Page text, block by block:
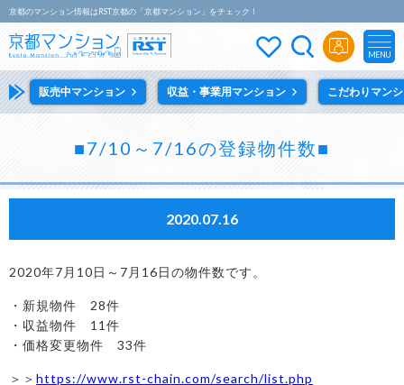
京都のマンション情報はRST京都の「京都マンション」をチェック！
MENU
販売中マンション 収益・事業用マンション こだわりマン
■7/10～7/16の登録物件数■
2020.07.16
2020年7月10日～7月16日の物件数です。
・新規物件 28件
・収益物件 11件
・価格変更物件 33件
＞＞ https://www.rst-chain.com/search/list.php